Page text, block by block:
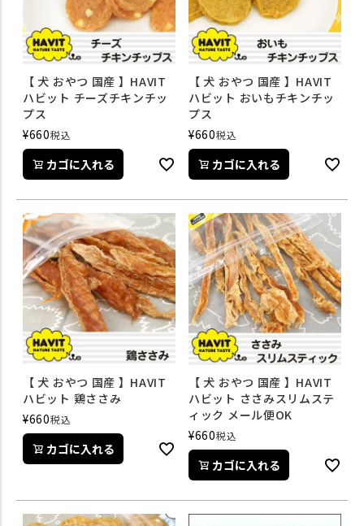
【 犬 おやつ 国産 】HAVIT
ハビット チーズチキンチッ
プス
¥660税込
カゴに入れる
【 犬 おやつ 国産 】HAVIT
ハビット おいもチキンチッ
プス
¥660税込
カゴに入れる
【 犬 おやつ 国産 】HAVIT
ハビット 鶏ささみ
¥660税込
カゴに入れる
【 犬 おやつ 国産 】HAVIT
ハビット ささみスリムステ
ィック メール便OK
¥660税込
カゴに入れる